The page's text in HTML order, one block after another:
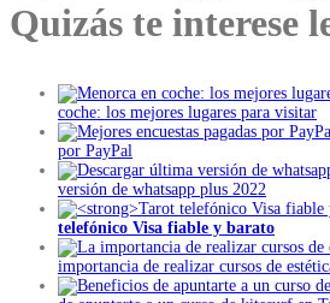
Quizás te interese
coche: los mejores lugares para visitar
por PayPal
versión de whatsapp plus 2022
telefónico Visa fiable y barato
importancia de realizar cursos de